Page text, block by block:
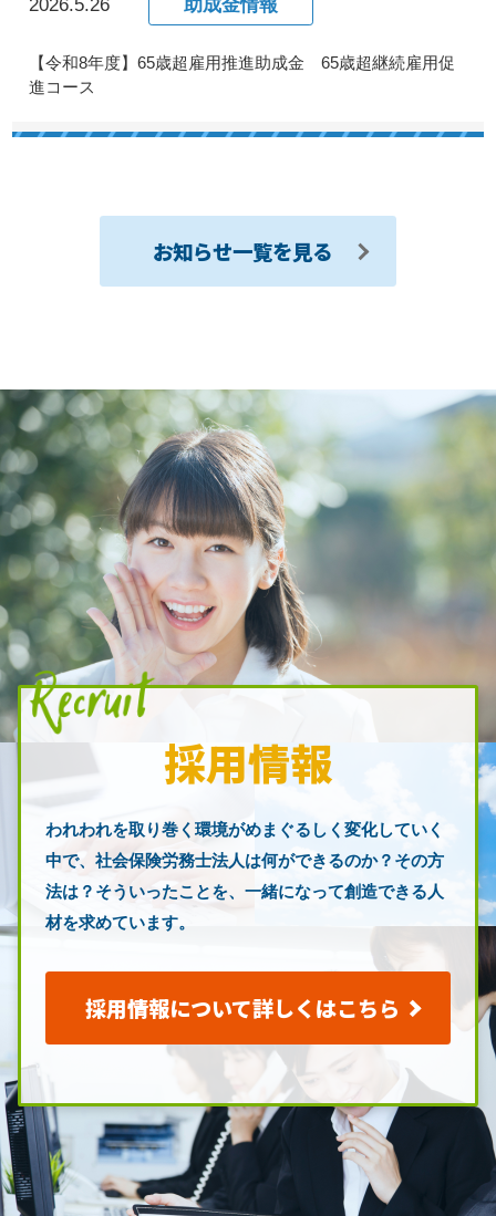
2026.5.26 助成金情報
【令和8年度】65歳超雇用推進助成金 65歳超継続雇用促
進コース
お知らせ一覧を見る
採用情報
われわれを取り巻く環境がめまぐるしく変化していく
中で、社会保険労務士法人は何ができるのか？その方
法は？ そういったことを、一緒になって創造できる人
材を求めています。
採用情報について詳しくはこちら